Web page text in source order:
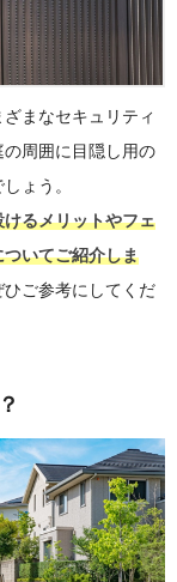
まなセキュリティ
周囲に目隠し用の
ょう。
るメリットやフェ
いてご紹介しま
ご参考にしてくだ